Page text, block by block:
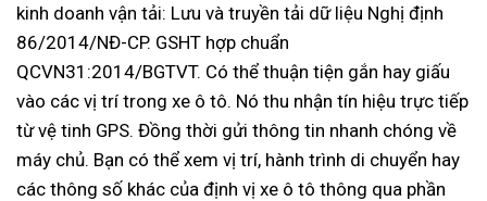
kinh doanh vận tải: Lưu và truyền tải dữ liệu Nghị định
86/2014/NĐ-CP. GSHT hợp chuẩn
QCVN31:2014/BGTVT. Có thể thuận tiện gắn hay giấu
vào các vị trí trong xe ô tô. Nó thu nhận tín hiệu trực tiếp
từ vệ tinh GPS. Đồng thời gửi thông tin nhanh chóng về
máy chủ. Bạn có thể xem vị trí, hành trình di chuyển hay
các thông số khác của định vị xe ô tô thông qua phần